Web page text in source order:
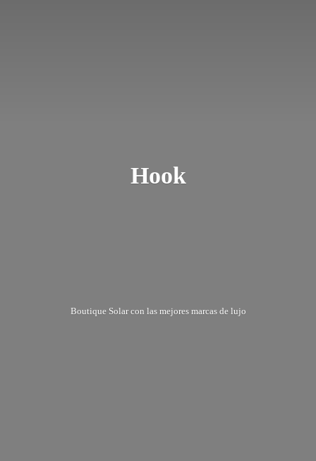
Hook
Boutique Solar con las mejores marcas de lujo